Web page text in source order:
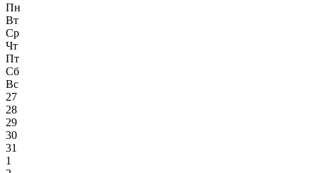
Пн
Вт
Ср
Чт
Пт
Сб
Вс
27
28
29
30
31
1